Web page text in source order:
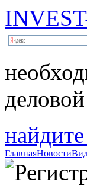
ГлавнаяНовости